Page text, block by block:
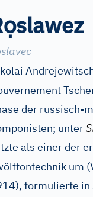
ọslawez
der russisch-
unter
als einer der
um
formulierte in